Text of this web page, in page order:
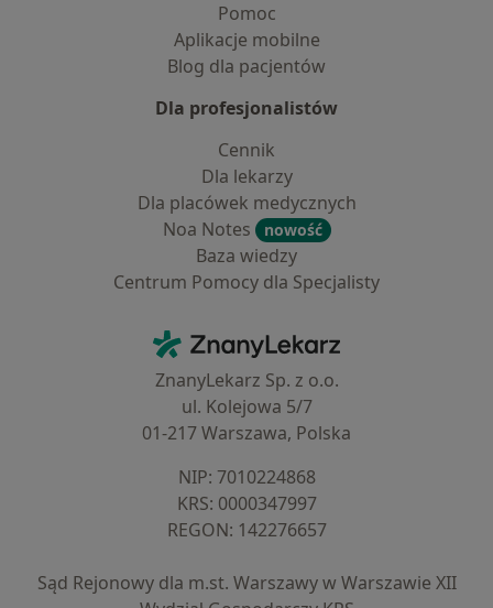
Pomoc
Aplikacje mobilne
Blog dla pacjentów
Dla profesjonalistów
Cennik
Dla lekarzy
Dla placówek medycznych
Noa Notes
nowość
Baza wiedzy
Centrum Pomocy dla Specjalisty
ZnanyLekarz - Strona główna
ZnanyLekarz Sp. z o.o.
ul. Kolejowa 5/7
01-217 Warszawa, Polska
NIP: ⁠7010224868
KRS: ⁠0000347997
REGON: ⁠142276657
Sąd Rejonowy dla m.st. Warszawy w Warszawie XII